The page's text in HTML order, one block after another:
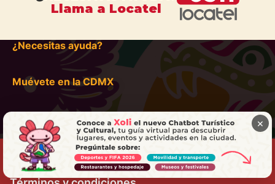
Llama a Locatel
¿Necesitas ayuda?
Muévete en la CDMX
×